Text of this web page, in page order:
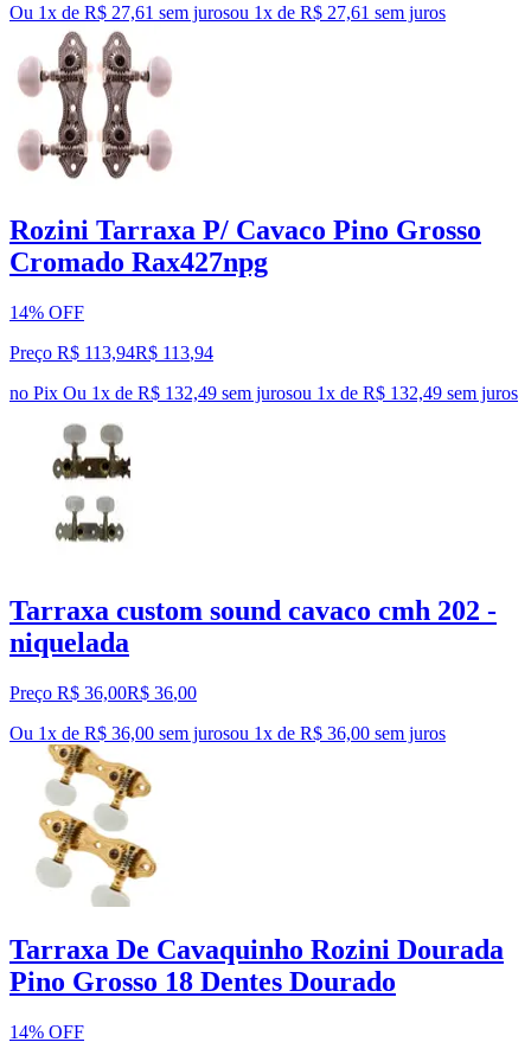
Ou 1x de R$ 27,61 sem jurosou 1x de R$ 27,61 sem juros
Rozini Tarraxa P/ Cavaco Pino Grosso
Cromado Rax427npg
14% OFF
Preço R$ 113,94R$ 113,94
no Pix Ou 1x de R$ 132,49 sem jurosou 1x de R$ 132,49 sem juros
Tarraxa custom sound cavaco cmh 202 -
niquelada
Preço R$ 36,00R$ 36,00
Ou 1x de R$ 36,00 sem jurosou 1x de R$ 36,00 sem juros
Tarraxa De Cavaquinho Rozini Dourada
Pino Grosso 18 Dentes Dourado
14% OFF